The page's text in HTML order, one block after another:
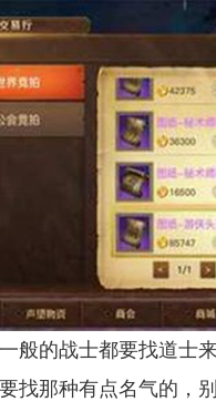
的战士都要找道士
找那种有点名气的，